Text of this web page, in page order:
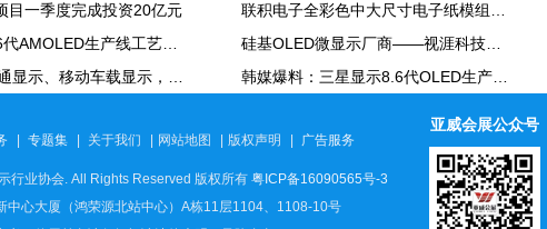
目一季度完成投资20亿元
专题集 关于我们 网站地图 版权声明 广告服务
行业协会. All Rights Reserved 版权所有 粤ICP备16090565号-3
中心大厦（鸿荣源北站中心）A栋11层1104、1108-10号
亚威会展公众号